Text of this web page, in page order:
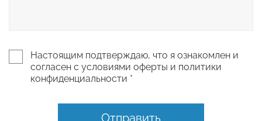
Настоящим подтверждаю, что я ознакомлен и
согласен с условиями оферты и политики
конфиденциальности *
Отправить